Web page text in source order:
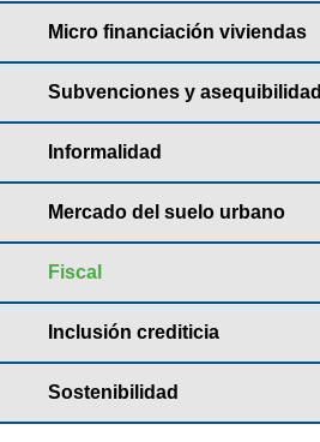
Micro financiación viviendas
Subvenciones y asequibilidad
Informalidad
Mercado del suelo urbano
Fiscal
Inclusión crediticia
Sostenibilidad